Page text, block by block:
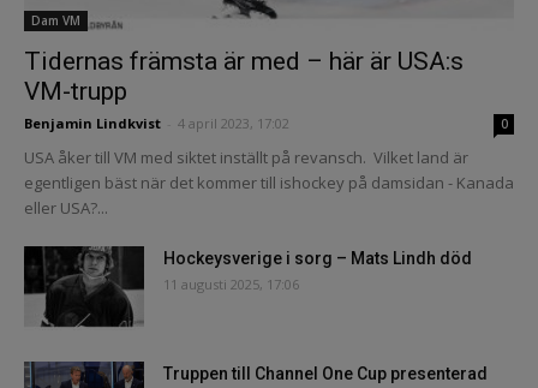
Dam VM
Tidernas främsta är med – här är USA:s
VM-trupp
Benjamin Lindkvist 4 april 2023, 17:02 0
USA åker till VM med siktet inställt på revansch. Vilket land är
egentligen bäst när det kommer till ishockey på damsidan - Kanada
eller USA?...
Hockeysverige i sorg – Mats Lindh död
11 augusti 2025, 17:06
Truppen till Channel One Cup presenterad